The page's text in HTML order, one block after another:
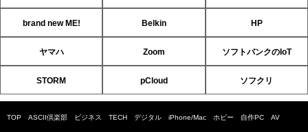
brand new ME! Belkin HP
ヤマハ Zoom ソフトバンクのIoT
STORM pCloud ソフクリ
TOP ASCII倶楽部 ビジネス TECH デジタル iPhone/Mac ホビー 自作PC AV